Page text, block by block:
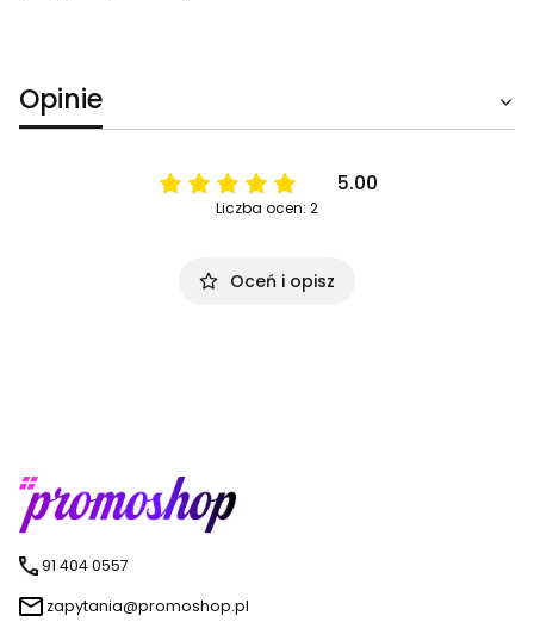
Opinie
5.00
Liczba ocen: 2
Oceń i opisz
91 404 0557
zapytania@promoshop.pl